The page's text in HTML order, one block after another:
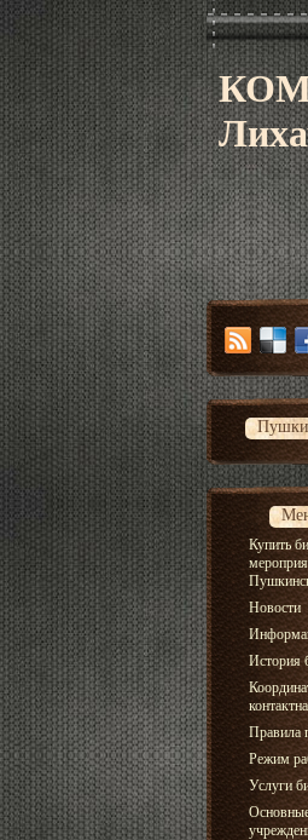
Купить
Новости
История
Правила
Режим
Услуги